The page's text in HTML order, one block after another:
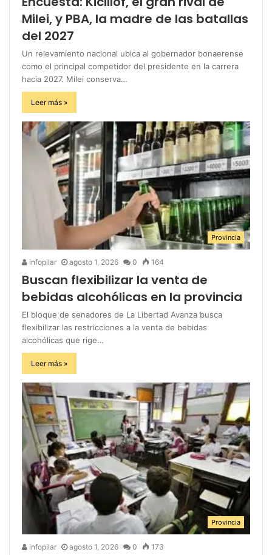
Milei, y PBA, la madre de las batallas
del 2027
Un relevamiento nacional ubica al gobernador bonaerense
como el principal competidor del presidente en la carrera
hacia 2027. Milei conserva…
Leer más »
Provincia
infopilar agosto 1, 2026 0 164
Buscan flexibilizar la venta de
bebidas alcohólicas en la provincia
El bloque de senadores de La Libertad Avanza busca
flexibilizar las restricciones a la venta de bebidas
alcohólicas que rige…
Leer más »
Provincia
infopilar agosto 1, 2026 0 173